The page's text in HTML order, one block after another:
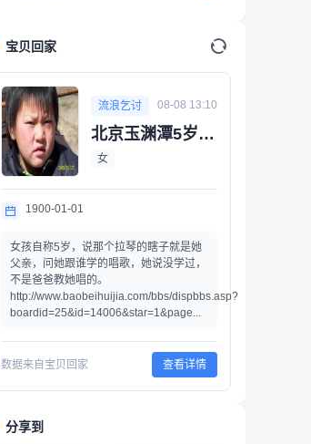
宝贝回家
流浪乞讨 08-08 13:10
北京玉渊潭5岁卖唱女
女
1900-01-01
女孩自称5岁，说那个拉琴的瞎子就是她
父亲，问她跟谁学的唱歌，她说没学过，
不是爸爸教她唱的。
http://www.baobeihuijia.com/bbs/dispbbs.asp?
boardid=25&id=14006&star=1&page...
数据来自宝贝回家 查看详情
分享到